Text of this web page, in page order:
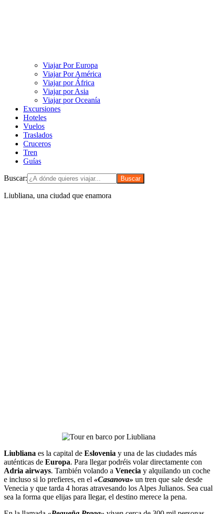
Viajar Por Europa
Viajar Por América
Viajar por África
Viajar por Asia
Viajar por Oceanía
Excursiones
Hoteles
Vuelos
Traslados
Cruceros
Tren
Guías
Buscar:
Liubliana, una ciudad que enamora
Liubliana es la capital de Eslovenia y una de las ciudades más
auténticas de Europa. Para llegar podréis volar directamente con
Adria airways. También volando a Venecia y alquilando un coche
e incluso si lo prefieres, en el «Casanova» un tren que sale desde
Venecia y que tarda 4 horas atravesando los Alpes Julianos. Sea cual
sea la forma que elijas para llegar, el destino merece la pena.